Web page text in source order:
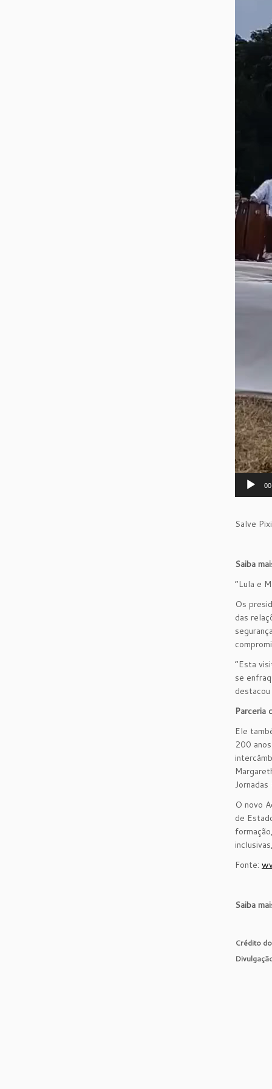
Salve
Saiba
“Lula e
Os
das
“Esta
se
Parceria
Ele
200
O novo
de
Fonte:
Saiba
Crédito